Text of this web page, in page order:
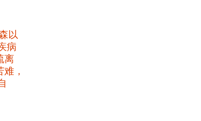
以
病
离
，​